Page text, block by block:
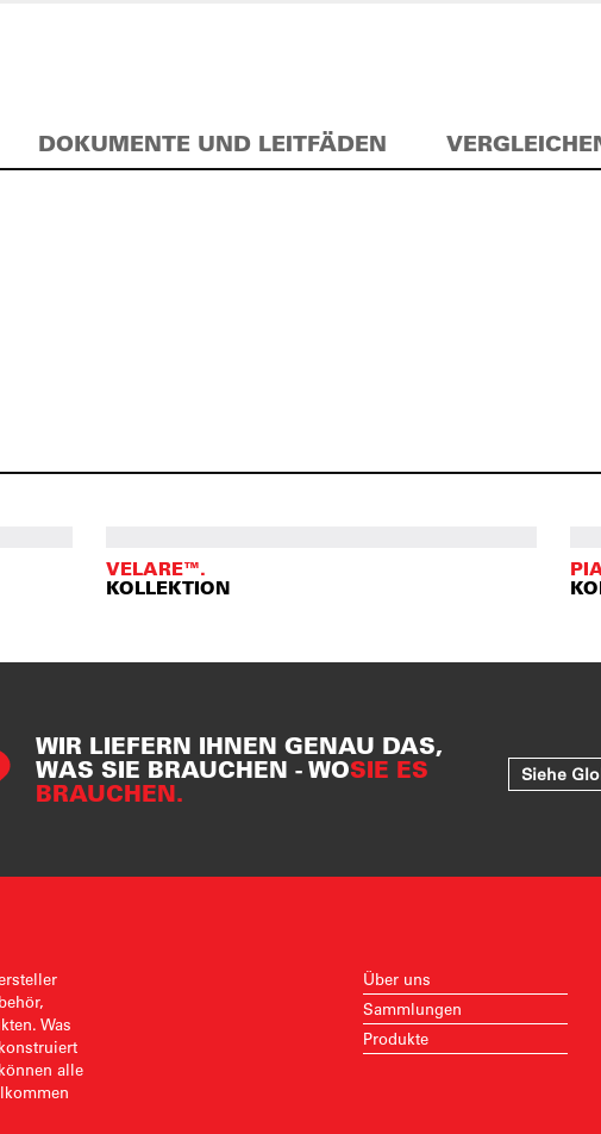
DOKUMENTE UND LEITFÄDEN
VELARE™.
KOLLEKTION
WIR LIEFERN IHNEN GENAU DAS,
WAS SIE BRAUCHEN - WOSIE ES
BRAUCHEN.
Siehe
Was
alle
Über uns
Sammlungen
Produkte